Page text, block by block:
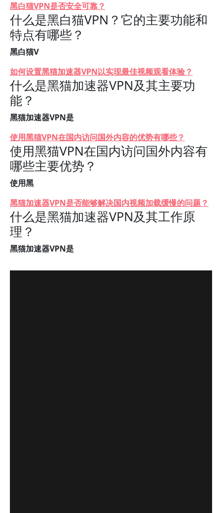
黑白猫VPN是否安全可靠？
什么是黑白猫VPN？它的主要功能和
特点有哪些？
黑白猫V
如何设置黑猫加速器VPN以实现最佳视频观看体验？
什么是黑猫加速器VPN及其主要功
能？
黑猫加速器VPN是
使用黑猫VPN在国内访问国外内容的优势有哪些？
使用黑猫VPN在国内访问国外内容有
哪些主要优势？
使用黑
黑猫加速器VPN是否能够解决国内视频加载缓慢的问题？
什么是黑猫加速器VPN及其工作原
理？
黑猫加速器VPN是